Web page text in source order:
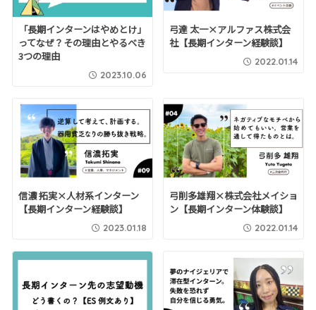
「長期インターンはやめとけ」
ってなぜ？その理由とやるべき
3つの理由
2023.10.06
弓達 太一×アルファス株式会
社【長期インターン経験談】
2022.01.14
信濃 拓実×人材系インターン
【長期インターン経験談】
2023.01.18
弓削多雄翔×株式会社メイショ
ン【長期インターン体験談】
2022.01.14